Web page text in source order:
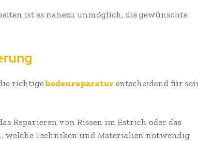
ist es nahezu unmöglich, die gewünschte
richtigebodenreparaturentscheidend für
Reparieren von Rissen im Estrich oder das
welche Techniken und Materialien notwendig